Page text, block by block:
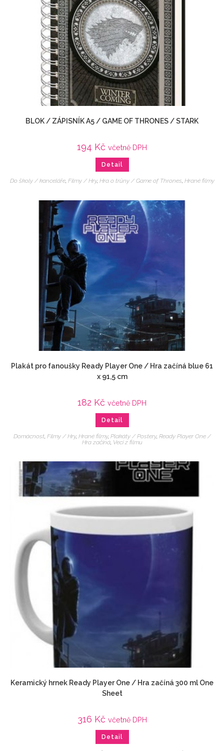
BLOK / ZÁPISNÍK A5 / GAME OF THRONES / STARK
194 Kč včetně DPH
Detail
Do školy / kanceláře, Filmy / Hry, Hra o trůny / Game of Thrones, Hrané filmy
Plakát pro fanoušky Ready Player One / Hra začíná blue 61
x 91,5 cm
182 Kč včetně DPH
Detail
Domácnost, Filmy / Hry, Hrané filmy, Plakáty / Postery, Ready Player One /
Hra začíná, Veci z filmu
Keramický hrnek Ready Player One / Hra začíná 300 ml One
Sheet
316 Kč včetně DPH
Detail